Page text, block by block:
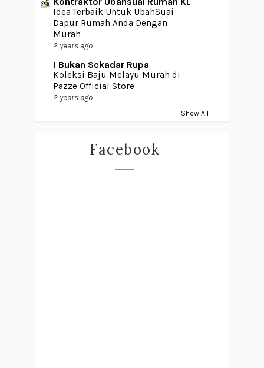
Idea Terbaik Untuk UbahSuai
Dapur Rumah Anda Dengan
Murah
2 years ago
! Bukan Sekadar Rupa
Koleksi Baju Melayu Murah di
Pazze Official Store
2 years ago
Show All
Facebook